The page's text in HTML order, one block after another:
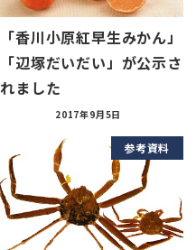
「香川小原紅早生みかん」
「辺塚だいだい」が公示さ
れました
2017年9月5日
参考資料